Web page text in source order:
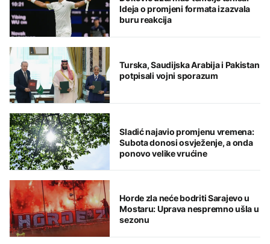
Ideja o promjeni formata izazvala
buru reakcija
Turska, Saudijska Arabija i Pakistan
potpisali vojni sporazum
Sladić najavio promjenu vremena:
Subota donosi osvježenje, a onda
ponovo velike vrućine
Horde zla neće bodriti Sarajevo u
Mostaru: Uprava nespremno ušla u
sezonu